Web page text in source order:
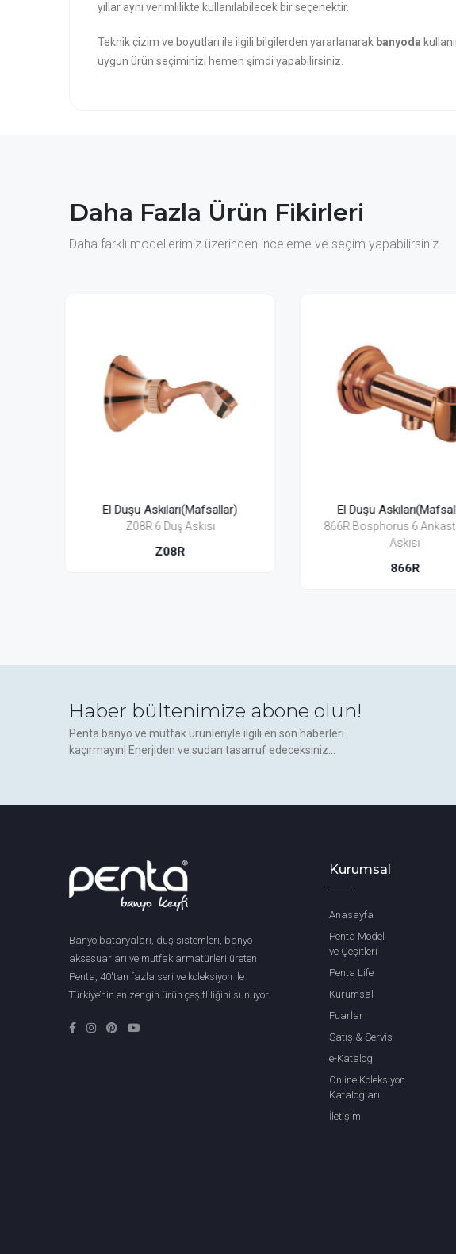
yıllar aynı verimlilikte kullanılabilecek bir seçenektir.
Teknik çizim ve boyutları ile ilgili bilgilerden yararlanarak banyoda
uygun ürün seçiminizi hemen şimdi yapabilirsiniz.
Daha Fazla Ürün Fikirleri
Daha farklı modellerimiz üzerinden inceleme ve seçim yapabilirsiniz.
El Duşu Askıları(Mafsallar)
866R Bosphorus 6 Ankastre Duş
El Duşu
866G Bosphorus Gold
Askısı
866G
Haber bültenimize abone olun!
Penta banyo ve mutfak ürünleriyle ilgili en son haberleri
kaçırmayın! Enerjiden ve sudan tasarruf edeceksiniz...
Banyo bataryaları, duş sistemleri, banyo
aksesuarları ve mutfak armatürleri üreten
Penta, 40'tan fazla seri ve koleksiyon ile
Türkiye’nin en zengin ürün çeşitliliğini sunuyor.
Kurumsal
Anasayfa
Penta Model
ve Çeşitleri
Penta Life
Kurumsal
Fuarlar
Satış & Servis
e-Katalog
Online Koleksiyon
Katalogları
İletişim